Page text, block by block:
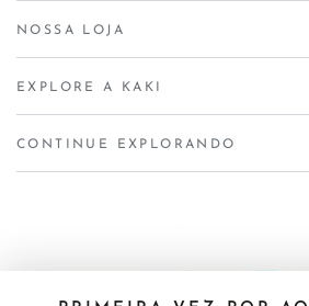
NOSSA LOJA
EXPLORE A KAKI
CONTINUE EXPLORANDO